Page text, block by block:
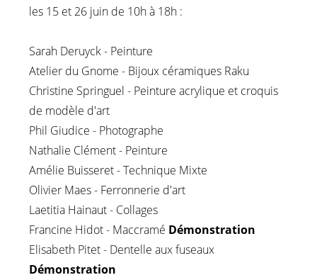
les 15 et 26 juin de 10h à 18h :
Sarah Deruyck - Peinture
Atelier du Gnome - Bijoux céramiques Raku
Christine Springuel - Peinture acrylique et croquis
de modèle d'art
Phil Giudice - Photographe
Nathalie Clément - Peinture
Amélie Buisseret - Technique Mixte
Olivier Maes - Ferronnerie d'art
Laetitia Hainaut - Collages
Francine Hidot - Maccramé Démonstration
Elisabeth Pitet - Dentelle aux fuseaux
Démonstration